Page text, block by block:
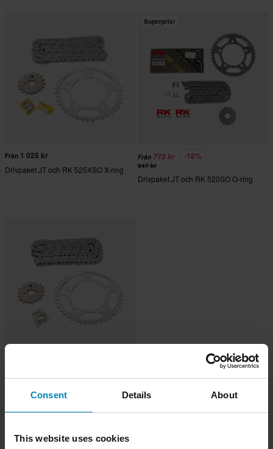
Consent Details About
This website uses cookies
Från 1 025 kr
Drivpaket JT och RK 525XSO X-ring
Superpris!
Från 775 kr -18%
947 kr
Drivpaket JT och RK 520SO O-ring